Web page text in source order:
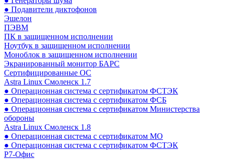
● Подавители диктофонов
Эшелон
ПЭВМ
ПК в защищенном исполнении
Ноутбук в защищенном исполнении
Моноблок в защищенном исполнении
Экранированный монитор БАРС
Сертифицированные ОС
Astra Linux Смоленск 1.7
● Операционная система с сертификатом ФСТЭК
● Операционная система с сертификатом ФСБ
● Операционная система с сертификатом Министерства
обороны
Astra Linux Смоленск 1.8
● Операционная система с сертификатом МО
● Операционная система с сертификатом ФСТЭК
Р7-Офис